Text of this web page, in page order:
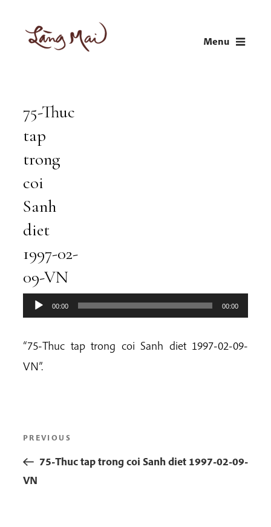
content
Menu
75-Thuc
tap
trong
coi
Sanh
diet
1997-02-
09-VN
00:00 00:00
“75-Thuc tap trong coi Sanh diet 1997-02-09-
VN”.
Previous
Post
PREVIOUS
75-Thuc tap trong coi Sanh diet 1997-02-09-
VN